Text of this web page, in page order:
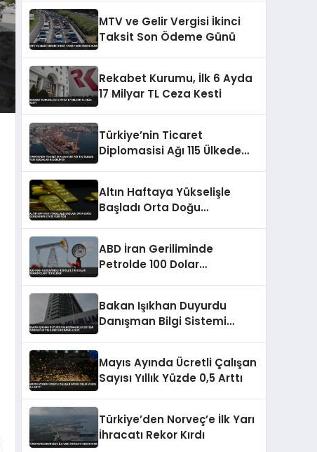
MTV ve Gelir Vergisi İkinci
Taksit Son Ödeme Günü
Rekabet Kurumu, İlk 6 Ayda
17 Milyar TL Ceza Kesti
Türkiye’nin Ticaret
Diplomasisi Ağı 115 Ülkede
Altın Haftaya Yükselişle
Başladı Orta Doğu
ABD İran Geriliminde
Petrolde 100 Dolar
Bakan Işıkhan Duyurdu
Danışman Bilgi Sistemi
Mayıs Ayında Ücretli Çalışan
Sayısı Yıllık Yüzde 0,5 Arttı
Türkiye’den Norveç’e İlk Yarı
İhracatı Rekor Kırdı